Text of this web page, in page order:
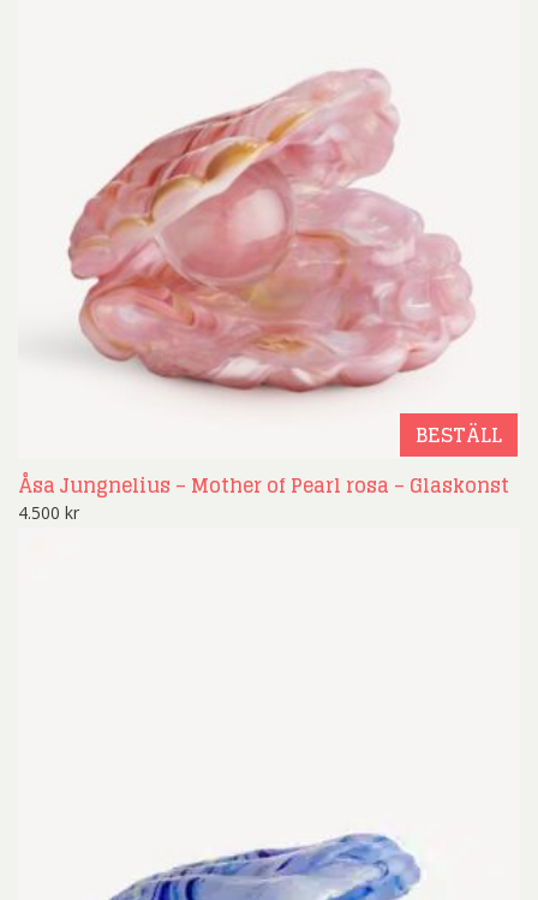
BESTÄLL
Åsa Jungnelius – Mother of Pearl rosa – Glaskonst
4.500 kr